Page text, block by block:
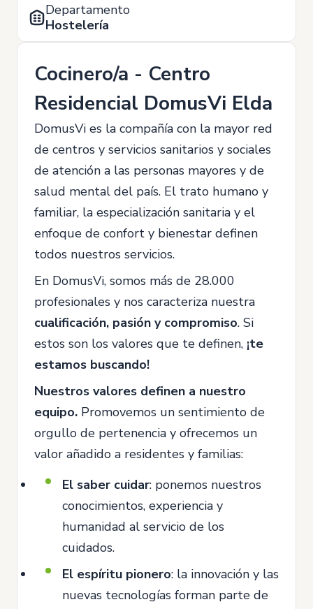
Departamento
Hostelería
Cocinero/a - Centro
Residencial DomusVi Elda
DomusVi es la compañía con la mayor red
de centros y servicios sanitarios y sociales
de atención a las personas mayores y de
salud mental del país. El trato humano y
familiar, la especialización sanitaria y el
enfoque de confort y bienestar definen
todos nuestros servicios.
En DomusVi, somos más de 28.000
profesionales y nos caracteriza nuestra
cualificación, pasión y compromiso. Si
estos son los valores que te definen, ¡te
estamos buscando!
Nuestros valores definen a nuestro
equipo. Promovemos un sentimiento de
orgullo de pertenencia y ofrecemos un
valor añadido a residentes y familias:
El saber cuidar: ponemos nuestros
conocimientos, experiencia y
humanidad al servicio de los
cuidados.
El espíritu pionero: la innovación y las
nuevas tecnologías forman parte de